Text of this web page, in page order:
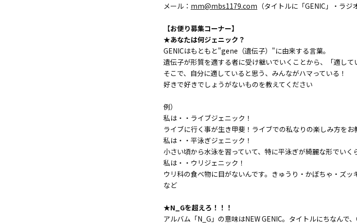
メール： mm@mbs1179.com （タイトルに「GENIC」・ラ
【お便り募集コーナー】
★あなたは何ジェニック？
GENICはもともと"gene（遺伝子）"に由来する言葉。
遺伝子が形質を適する者に受け継いでいくことから、「適して
そこで、自分に適していると思う、みんながハマっている！
好きで好きでしょうがないものを教えてください
例）
私は・・ライブジェニック！
ライブに行く事が生き甲斐！ライブでの私なりの楽しみ方をお
私は・・平泳ぎジェニック！
小さい頃から水泳を習っていて、特に平泳ぎが綺麗な形でいく
私は・・ウリジェニック！
ウリ科の食べ物に目がないんです。きゅうり・かぼちゃ・ズ
など
★N_Gを超えろ！！！
アルバム「N_G」の意味はNEW GENIC。タイトルにちなんで